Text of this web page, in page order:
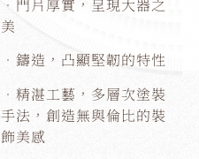
．門片厚實，呈現大器之
美
．鑄造，凸顯堅韌的特性
．精湛工藝，多層次塗裝
手法，創造無與倫比的裝
飾美感